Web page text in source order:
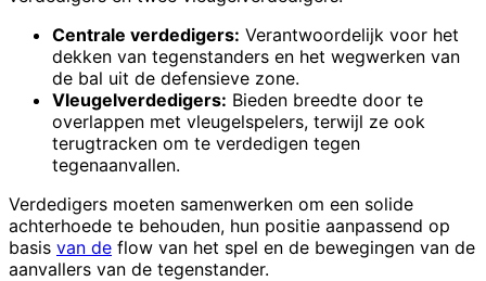
Centrale verdedigers: Verantwoordelijk voor het
dekken van tegenstanders en het wegwerken van
de bal uit de defensieve zone.
Vleugelverdedigers: Bieden breedte door te
overlappen met vleugelspelers, terwijl ze ook
terugtracken om te verdedigen tegen
tegenaanvallen.
Verdedigers moeten samenwerken om een solide
achterhoede te behouden, hun positie aanpassend op
basis van de flow van het spel en de bewegingen van de
aanvallers van de tegenstander.